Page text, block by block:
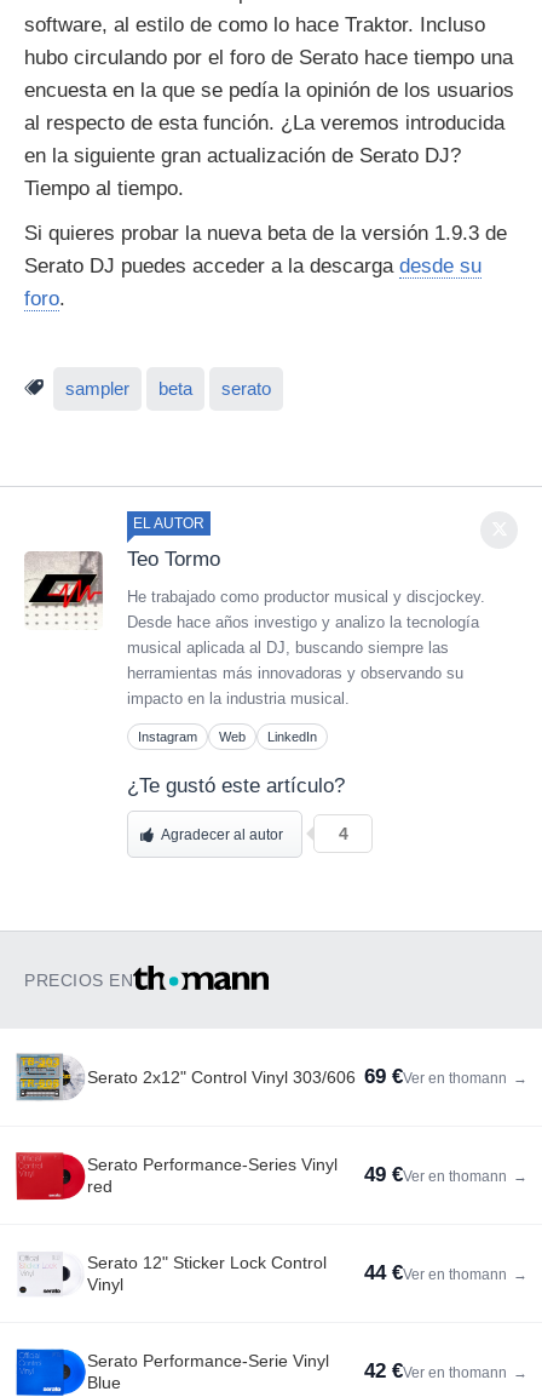
software, al estilo de como lo hace Traktor. Incluso
hubo circulando por el foro de Serato hace tiempo una
encuesta en la que se pedía la opinión de los usuarios
al respecto de esta función. ¿La veremos introducida
en la siguiente gran actualización de Serato DJ?
Tiempo al tiempo.
Si quieres probar la nueva beta de la versión 1.9.3 de
Serato DJ puedes acceder a la descarga desde su
foro.
sampler beta serato
EL AUTOR
Teo Tormo
He trabajado como productor musical y discjockey.
Desde hace años investigo y analizo la tecnología
musical aplicada al DJ, buscando siempre las
herramientas más innovadoras y observando su
impacto en la industria musical.
Instagram Web LinkedIn
¿Te gustó este artículo?
Agradecer al autor 4
PRECIOS EN
Serato 2x12" Control Vinyl 303/606 69 €Ver en thomann →
Serato Performance-Series Vinyl
red
49 €Ver en thomann →
Serato 12" Sticker Lock Control
Vinyl
44 €Ver en thomann →
Serato Performance-Serie Vinyl
Blue
42 €Ver en thomann →